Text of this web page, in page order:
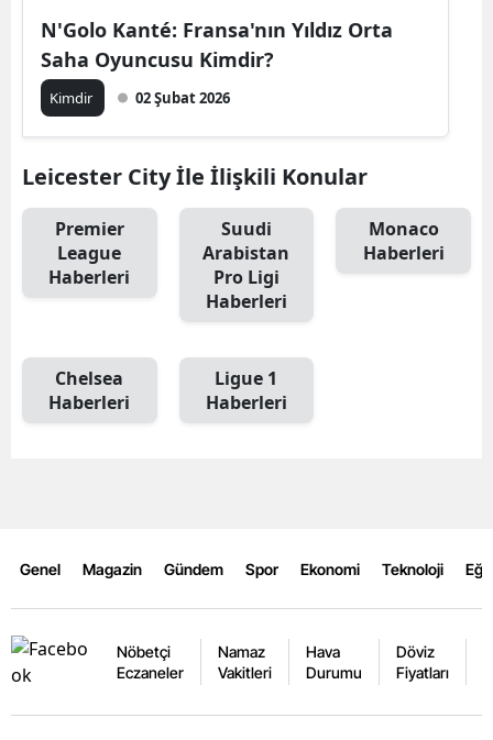
N'Golo Kanté: Fransa'nın Yıldız Orta
Saha Oyuncusu Kimdir?
Kimdir 02 Şubat 2026
Leicester City İle İlişkili Konular
Premier
League
Haberleri
Suudi
Arabistan
Pro Ligi
Haberleri
Monaco
Haberleri
Chelsea
Haberleri
Ligue 1
Haberleri
Genel Magazin Gündem Spor Ekonomi Teknoloji
Nöbetçi
Eczaneler
Namaz
Vakitleri
Hava
Durumu
Döviz
Fiyatları